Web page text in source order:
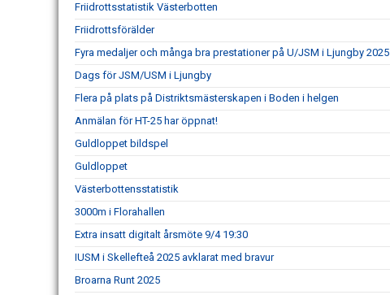
Friidrottsstatistik Västerbotten
Friidrottsförälder
Fyra medaljer och många bra prestationer på U/JSM i Ljungby 2025
Dags för JSM/USM i Ljungby
Flera på plats på Distriktsmästerskapen i Boden i helgen
Anmälan för HT-25 har öppnat!
Guldloppet bildspel
Guldloppet
Västerbottensstatistik
3000m i Florahallen
Extra insatt digitalt årsmöte 9/4 19:30
IUSM i Skellefteå 2025 avklarat med bravur
Broarna Runt 2025